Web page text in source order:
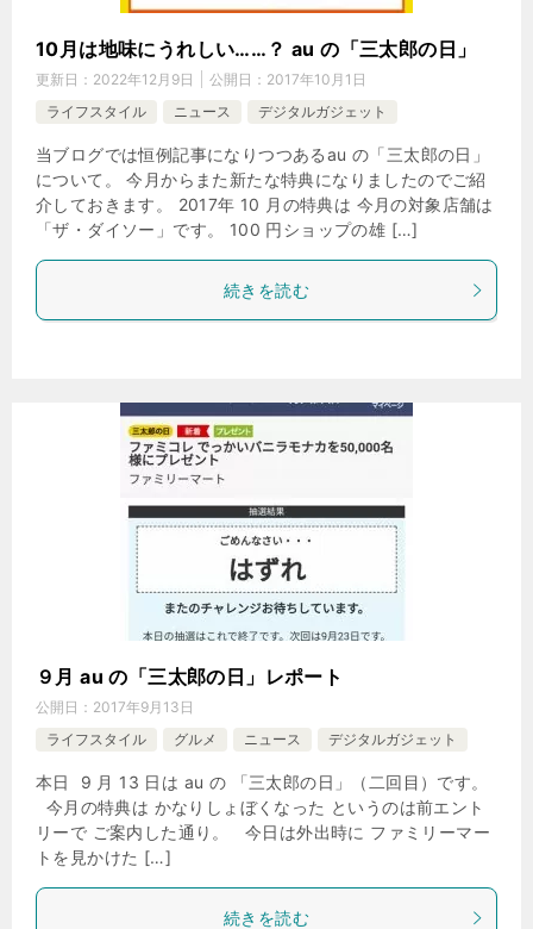
10月は地味にうれしい……？ au の「三太郎の日」
更新日： 2022年12月9日 公開日： 2017年10月1日
ライフスタイル
ニュース デジタルガジェット
当ブログでは恒例記事になりつつあるau の「三太郎の日」
について。 今月からまた新たな特典になりましたのでご紹
介しておきます。 2017年 10 月の特典は 今月の対象店舗は
「ザ・ダイソー」です。 100 円ショップの雄 […]
続きを読む
９月 au の「三太郎の日」レポート
公開日： 2017年9月13日
ライフスタイル
グルメ ニュース デジタルガジェット
本日 9 月 13 日は au の 「三太郎の日」（二回目）です。
今月の特典は かなりしょぼくなった というのは前エント
リーで ご案内した通り。 今日は外出時に ファミリーマー
トを見かけた […]
続きを読む